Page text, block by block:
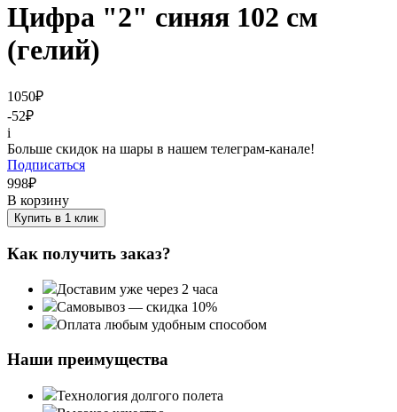
Цифра "2" синяя 102 см
(гелий)
1050₽
-52₽
i
Больше скидок на шары в нашем телеграм-канале!
Подписаться
998₽
В корзину
Купить в 1 клик
Как получить заказ?
Доставим уже через 2 часа
Самовывоз — скидка 10%
Оплата любым удобным способом
Наши преимущества
Технология долгого полета